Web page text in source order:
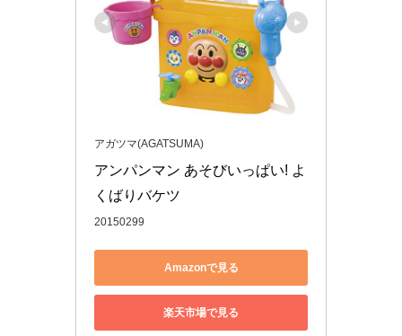
アガツマ(AGATSUMA)
アンパンマン あそびいっぱい! よ
くばりバケツ
20150299
Amazonで見る
楽天市場で見る